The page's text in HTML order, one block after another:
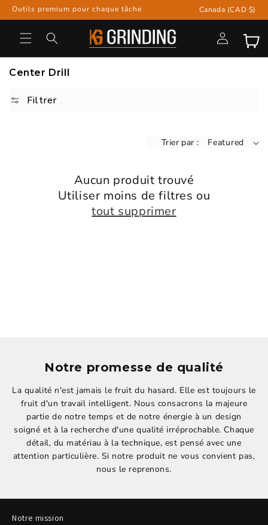
passer
au
contenu
Outils premium pour chaque tâche
P
a
o
Canada (CAD $)
ConnexionPanier
Center Drill
Filtrer
Trier par : Featured
Aucun produit trouvé
Utiliser moins de filtres ou
tout supprimer
Notre promesse de qualité
La qualité n'est jamais le fruit du hasard. Elle est toujours le
fruit d'un travail intelligent. Nous consacrons la majeure
partie de notre temps et de notre énergie à un design
soigné et à la recherche d'une qualité irréprochable. Chaque
détail, du matériau à la technique, est pensé avec une
attention particulière. Si notre produit ne vous convient pas,
nous le reprenons.
Notre mission